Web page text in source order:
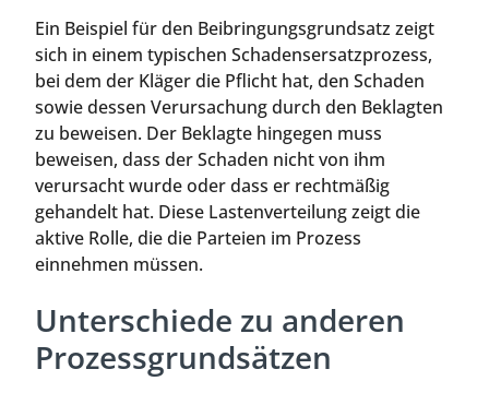
Ein Beispiel für den Beibringungsgrundsatz zeigt
sich in einem typischen Schadensersatzprozess,
bei dem der Kläger die Pflicht hat, den Schaden
sowie dessen Verursachung durch den Beklagten
zu beweisen. Der Beklagte hingegen muss
beweisen, dass der Schaden nicht von ihm
verursacht wurde oder dass er rechtmäßig
gehandelt hat. Diese Lastenverteilung zeigt die
aktive Rolle, die die Parteien im Prozess
einnehmen müssen.
Unterschiede zu anderen
Prozessgrundsätzen